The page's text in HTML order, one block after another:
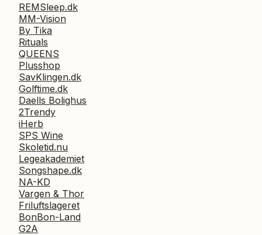
REMSleep.dk
MM-Vision
By Tika
Rituals
QUEENS
Plusshop
SavKlingen.dk
Golftime.dk
Daells Bolighus
2Trendy
iHerb
SPS Wine
Skoletid.nu
Legeakademiet
Songshape.dk
NA-KD
Vargen & Thor
Friluftslageret
BonBon-Land
G2A